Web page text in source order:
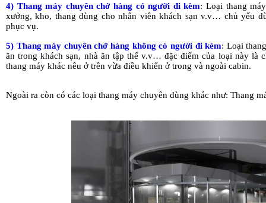
4) Thang máy chuyên chở hàng có người đi kèm: Loại thang
xưởng, kho, thang dùng cho nhân viên khách sạn v.v… chủ yếu
phục vụ.
5) Thang máy chuyên chở hàng không có người đi kèm: Loại
ăn trong khách sạn, nhà ăn tập thể v.v… đặc điểm của loại này là
thang máy khác nêu ở trên vừa điều khiển ở trong và ngoài cabin.
Ngoài ra còn có các loại thang máy chuyên dùng khác như: Thang